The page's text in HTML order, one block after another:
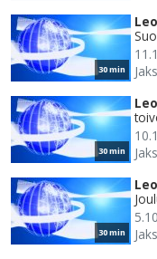
30 min
30 min
30 min